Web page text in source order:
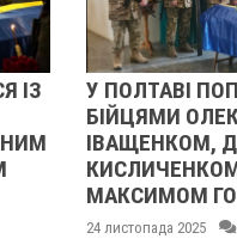
У ПОЛТАВІ
БІЙЦЯМИ
ІВАЩЕНКОМ,
КИСЛИЧЕНКОМ ТА
МАКСИМОМ
24 листопада 2025 0